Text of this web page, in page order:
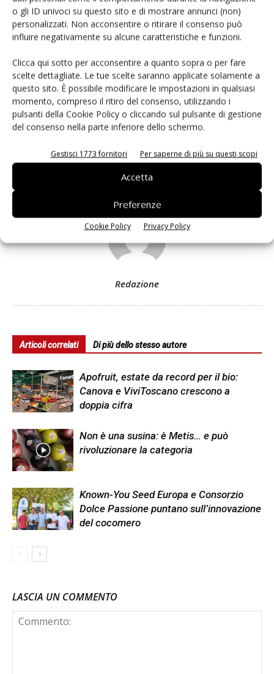
o gli ID univoci su questo sito e di mostrare annunci (non)
personalizzati. Non acconsentire o ritirare il consenso può
influire negativamente su alcune caratteristiche e funzioni.
Clicca qui sotto per acconsentire a quanto sopra o per fare
scelte dettagliate. Le tue scelte saranno applicate solamente a
questo sito. È possibile modificare le impostazioni in qualsiasi
momento, compreso il ritiro del consenso, utilizzando i
pulsanti della Cookie Policy o cliccando sul pulsante di gestione
del consenso nella parte inferiore dello schermo.
Gestisci 1773 fornitori Per saperne di più su questi scopi
Accetta
Preferenze
Cookie Policy Privacy Policy
Maurizio Martina Ministero agricoltura
Secondo Scanavino
Tristeza
Facebook Twitter Linkedin
Articolo precedente
Michele Odorizzi riconfermato
presidente di Melinda
Prossimo articolo
offerta unica per il Natale
2015!
Redazione
Articoli correlati Di più dello stesso autore
Apofruit, estate da record per il bio:
Canova e ViviToscano crescono a
doppia cifra
Non è una susina: è Metis… e può
rivoluzionare la categoria
Known-You Seed Europa e Consorzio
Dolce Passione puntano sull’innovazione
del cocomero
LASCIA UN COMMENTO